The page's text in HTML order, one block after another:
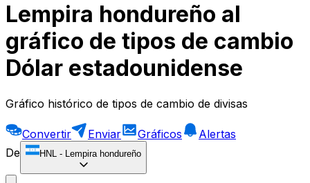
Lempira hondureño al
gráfico de tipos de cambio
Dólar estadounidense
Gráfico histórico de tipos de cambio de divisas
Convertir Enviar Gráficos
Alertas
De
HNL - Lempira hondureño